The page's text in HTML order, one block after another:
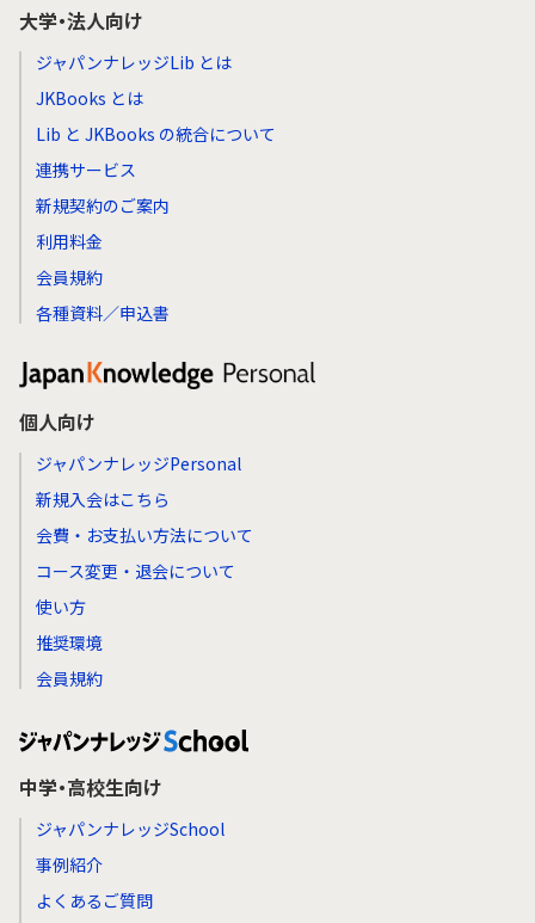
大学・法人向け
ジャパンナレッジLib とは
JKBooks とは
Lib と JKBooks の統合について
連携サービス
新規契約のご案内
利用料金
会員規約
各種資料／申込書
個人向け
ジャパンナレッジPersonal
新規入会はこちら
会費・お支払い方法について
コース変更・退会について
使い方
推奨環境
会員規約
中学・高校生向け
ジャパンナレッジSchool
事例紹介
よくあるご質問